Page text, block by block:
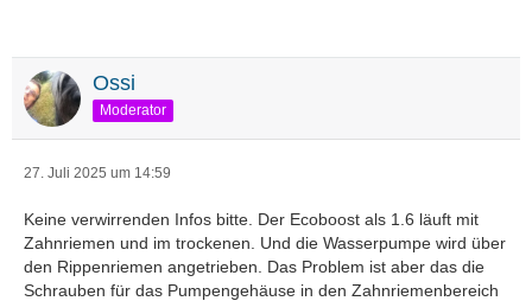
Ossi
Moderator
27. Juli 2025 um 14:59
Keine verwirrenden Infos bitte. Der Ecoboost als 1.6 läuft mit
Zahnriemen und im trockenen. Und die Wasserpumpe wird über
den Rippenriemen angetrieben. Das Problem ist aber das die
Schrauben für das Pumpengehäuse in den Zahnriemenbereich